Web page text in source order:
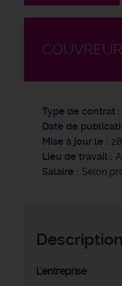
Type de contrat
Date de
Mise à jour le
Lieu de travail
Salaire
Selon
L'entreprise